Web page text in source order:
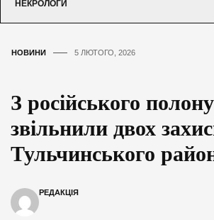
НЕКРОЛОГИ
НОВИНИ 5 ЛЮТОГО, 2026
З російського полону
звільнили двох
Тульчинського
РЕДАКЦІЯ